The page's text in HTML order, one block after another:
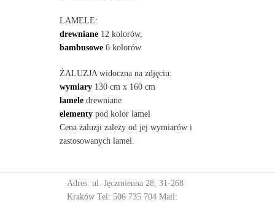
LAMELE:
drewniane12 kolorów,
bambusowe6 kolorów
ŻALUZJA widoczna na zdjęciu:
wymiary130 cm x 160 cm
lameledrewniane
elementypod kolor lamel
Cena żaluzji zależy od jej wymiarów i
zastosowanych lamel.
Adres: ul. Jęczmienna 28, 31-268
Kraków Tel: 506 735 704 Mail: